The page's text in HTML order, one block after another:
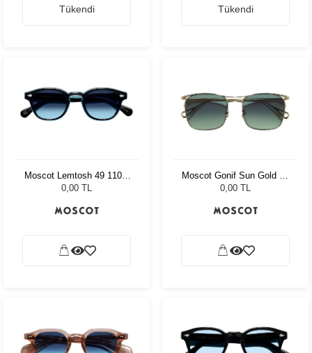
Tükendi Tükendi
Moscot Lemtosh 49 110 Ii
Blue Denim Blue
0,00 TL
Moscot Gonif Sun Gold 54
Forest Wood
0,00 TL